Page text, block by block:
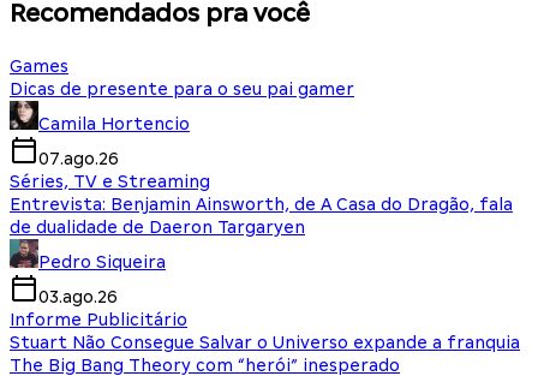
Recomendados pra você
Games
Dicas de presente para o seu pai gamer
Camila Hortencio
07.ago.26
Séries, TV e Streaming
Entrevista: Benjamin Ainsworth, de A Casa do Dragão, fala
de dualidade de Daeron Targaryen
Pedro Siqueira
03.ago.26
Informe Publicitário
Stuart Não Consegue Salvar o Universo expande a franquia
The Big Bang Theory com “herói” inesperado